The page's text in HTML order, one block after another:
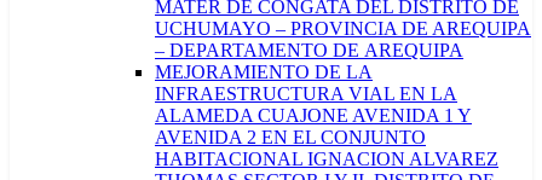
MATER DE CONGATA DEL DISTRITO DE
UCHUMAYO – PROVINCIA DE AREQUIPA
– DEPARTAMENTO DE AREQUIPA
MEJORAMIENTO DE LA
INFRAESTRUCTURA VIAL EN LA
ALAMEDA CUAJONE AVENIDA 1 Y
AVENIDA 2 EN EL CONJUNTO
HABITACIONAL IGNACION ALVAREZ